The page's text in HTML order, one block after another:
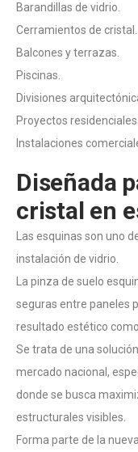
Barandillas de vidrio.
Cerramientos de cristal.
Balcones y terrazas.
Piscinas.
Divisiones
Proyectos residenciales.
Instalaciones
Diseñada
cristal en
Las esquinas son uno
instalación de vidrio.
La pinza de suelo
seguras entre paneles
resultado estético
Se trata de una
mercado nacional,
donde se busca
estructurales visibles.
Forma parte de la